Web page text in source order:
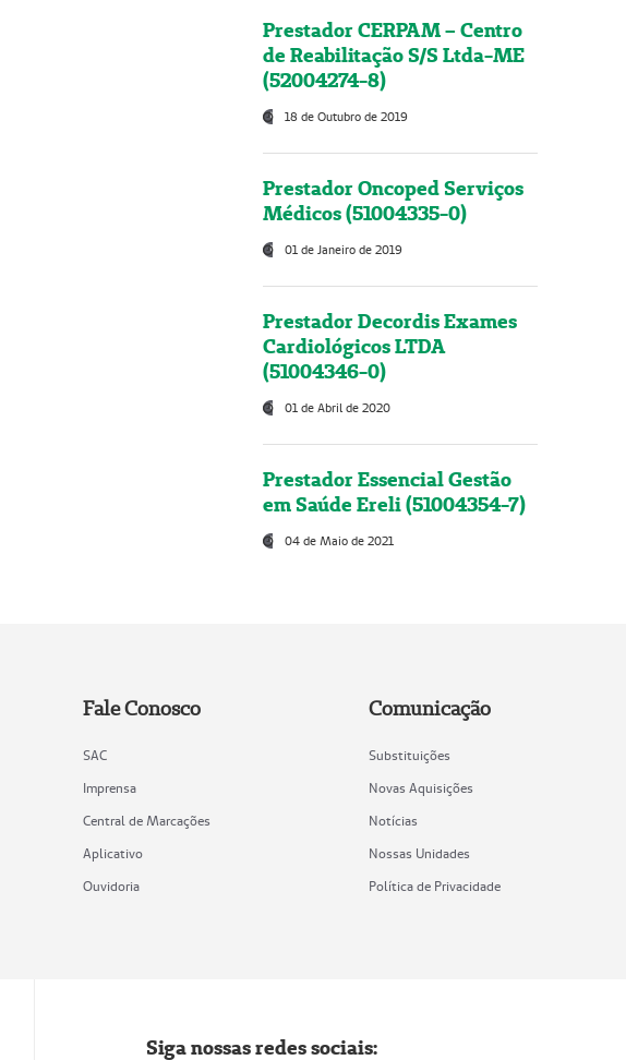
Prestador CERPAM – Centro
de Reabilitação S/S Ltda-ME
(52004274-8)
18 de Outubro de 2019
Prestador Oncoped Serviços
Médicos (51004335-0)
01 de Janeiro de 2019
Prestador Decordis Exames
Cardiológicos LTDA
(51004346-0)
01 de Abril de 2020
Prestador Essencial Gestão
em Saúde Ereli (51004354-7)
04 de Maio de 2021
Fale Conosco
SAC
Imprensa
Central de Marcações
Aplicativo
Ouvidoria
Comunicação
Substituições
Novas Aquisições
Notícias
Nossas Unidades
Política de Privacidade
Siga nossas redes sociais: